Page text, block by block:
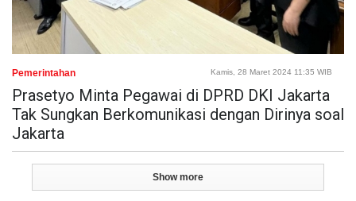
Pemerintahan Kamis, 28 Maret 2024 11:35 WIB
Prasetyo Minta Pegawai di DPRD DKI Jakarta
Tak Sungkan Berkomunikasi dengan Dirinya soal
Jakarta
Show more